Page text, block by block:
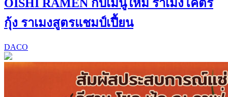
OISHI RAMEN กับเมนูใหม่ ราเมงโคตร
กุ้ง ราเมงสูตรแชมป์เปี้ยน
DACO